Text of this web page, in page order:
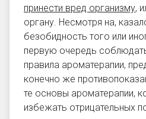
принести вред организму,
органу. Несмотря на,
безобидность того или
первую очередь
правила ароматерапии,
конечно же
те основы ароматерапии,
избежать отрицательных